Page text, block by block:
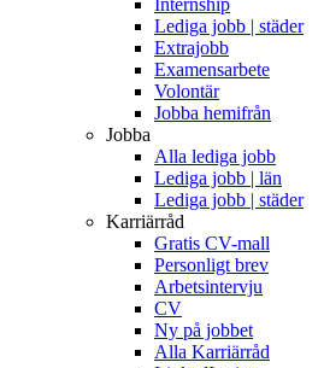
Internship
Lediga jobb | städer
Extrajobb
Examensarbete
Volontär
Jobba hemifrån
Jobba
Alla lediga jobb
Lediga jobb | län
Lediga jobb | städer
Karriärråd
Gratis CV-mall
Personligt brev
Arbetsintervju
CV
Ny på jobbet
Alla Karriärråd